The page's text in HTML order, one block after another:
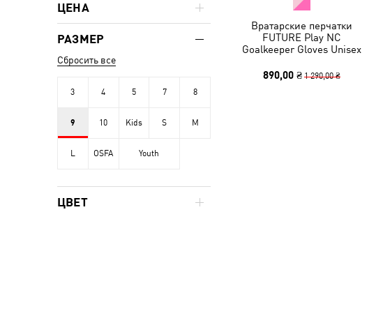
Вратарские перчатки
FUTURE Play NC
Goalkeeper Gloves Unisex
890,00 ₴ 1 290,00 ₴
ЦЕНА
РАЗМЕР
Сбросить все
3 4 5 7 8
9 10 Kids S M
L OSFA Youth
ЦВЕТ